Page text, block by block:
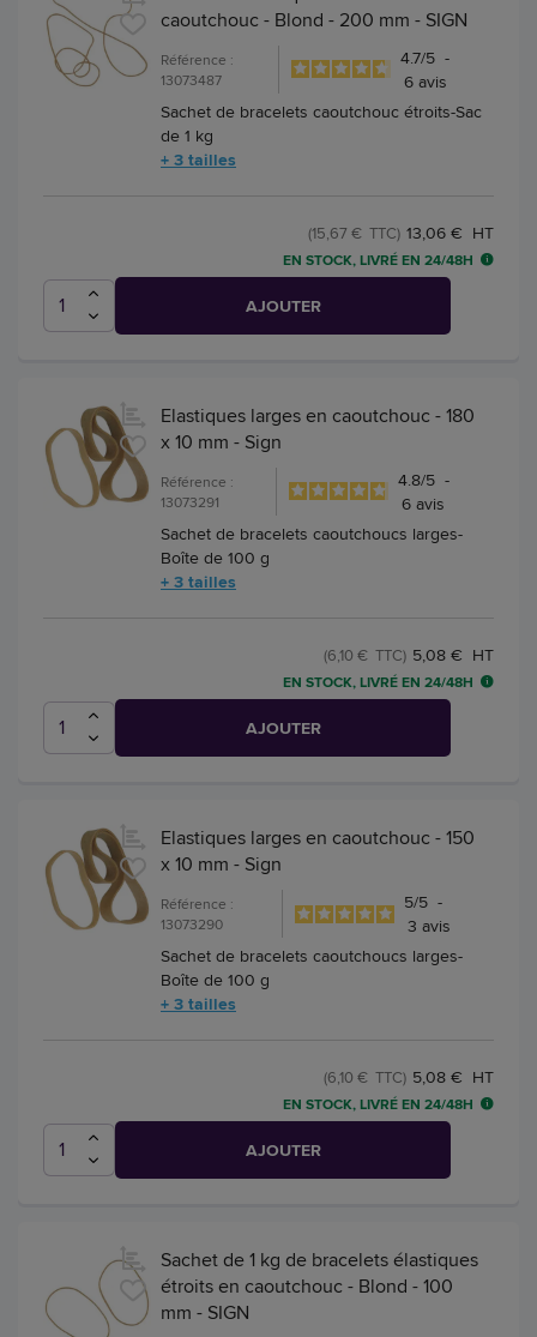
caoutchouc - Blond - 200 mm - SIGN
Référence :
13073487
4.7/5 -
6 avis
Sachet de bracelets caoutchouc étroits-Sac
de 1 kg
+ 3 tailles
13,06 € HT
(15,67 € TTC)
EN STOCK, LIVRÉ EN 24/48H
AJOUTER
Elastiques larges en caoutchouc - 180
x 10 mm - Sign
Référence :
13073291
4.8/5 -
6 avis
Sachet de bracelets caoutchoucs larges-
Boîte de 100 g
+ 3 tailles
5,08 € HT
(6,10 € TTC)
EN STOCK, LIVRÉ EN 24/48H
AJOUTER
Elastiques larges en caoutchouc - 150
x 10 mm - Sign
Référence :
13073290
5/5 -
3avis
Sachet de bracelets caoutchoucs larges-
Boîte de 100 g
+ 3 tailles
5,08 € HT
(6,10 € TTC)
EN STOCK, LIVRÉ EN 24/48H
AJOUTER
Sachet de 1 kg de bracelets élastiques
étroits en caoutchouc - Blond - 100
mm - SIGN